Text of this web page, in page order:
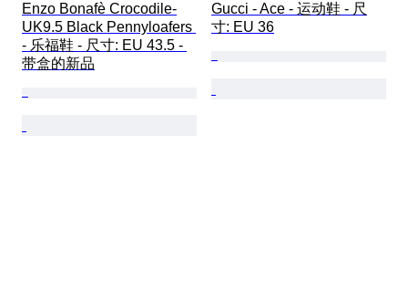
Enzo Bonafè Crocodile-
UK9.5 Black Pennyloafers
- 乐福鞋 - 尺寸: EU 43.5 -
带盒的新品
Gucci - Ace - 运动鞋 - 尺
寸: EU 36